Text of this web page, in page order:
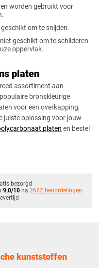
worden gebruikt voor
om te snijden.
geschikt om te schilderen
oppervlak.
platen
assortiment aan
bronskleurige
voor een overkapping,
juiste oplossing voor jouw
platen en bestel
bezorgd
9,0/10 na 2662 beoordelingen
kunststoffen